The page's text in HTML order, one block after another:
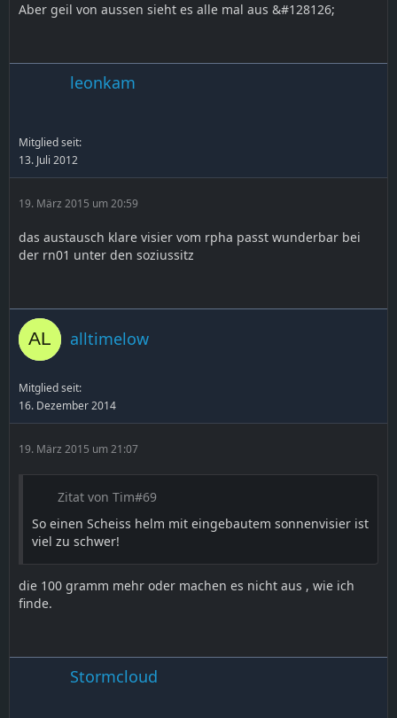
Aber geil von aussen sieht es alle mal aus &#128126;
leonkam
Mitglied seit:
13. Juli 2012
19. März 2015 um 20:59
das austausch klare visier vom rpha passt wunderbar bei
der rn01 unter den soziussitz
alltimelow
Mitglied seit:
16. Dezember 2014
19. März 2015 um 21:07
Zitat von Tim#69
So einen Scheiss helm mit eingebautem sonnenvisier ist
viel zu schwer!
die 100 gramm mehr oder machen es nicht aus , wie ich
finde.
Stormcloud